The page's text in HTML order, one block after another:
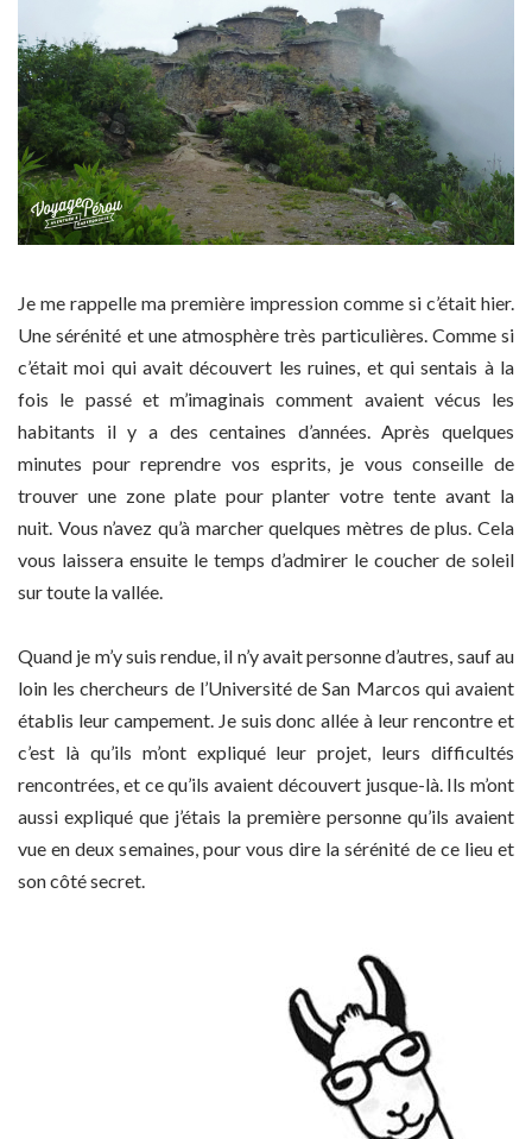
Je me rappelle ma première impression comme si c’était hier.
Une sérénité et une atmosphère très particulières. Comme si
c’était moi qui avait découvert les ruines, et qui sentais à la
fois le passé et m’imaginais comment avaient vécus les
habitants il y a des centaines d’années. Après quelques
minutes pour reprendre vos esprits, je vous conseille de
trouver une zone plate pour planter votre tente avant la
nuit. Vous n’avez qu’à marcher quelques mètres de plus. Cela
vous laissera ensuite le temps d’admirer le coucher de soleil
sur toute la vallée.
Quand je m’y suis rendue, il n’y avait personne d’autres, sauf au
loin les chercheurs de l’Université de San Marcos qui avaient
établis leur campement. Je suis donc allée à leur rencontre et
c’est là qu’ils m’ont expliqué leur projet, leurs difficultés
rencontrées, et ce qu’ils avaient découvert jusque-là. Ils m’ont
aussi expliqué que j’étais la première personne qu’ils avaient
vue en deux semaines, pour vous dire la sérénité de ce lieu et
son côté secret.